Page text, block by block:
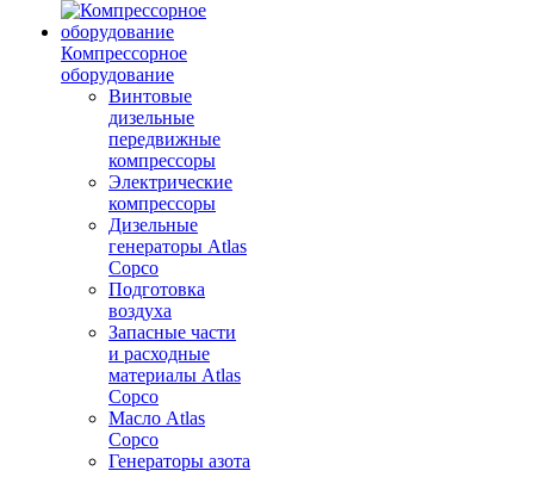
Компрессорное
оборудование
Винтовые
дизельные
передвижные
компрессоры
Электрические
компрессоры
Дизельные
генераторы Atlas
Copco
Подготовка
воздуха
Запасные части
и расходные
материалы Atlas
Copco
Масло Atlas
Copco
Генераторы азота